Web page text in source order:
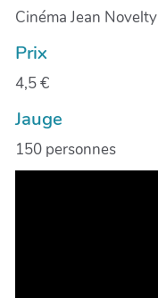
Cinéma Jean Novelty
Prix
4,5 €
Jauge
150 personnes